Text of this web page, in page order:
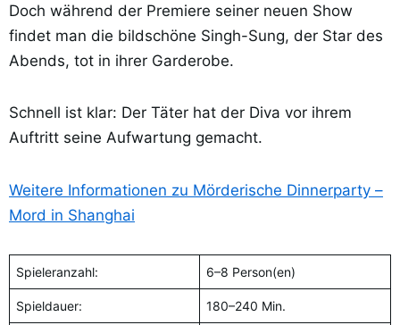
Doch während der Premiere seiner neuen Show
findet man die bildschöne Singh-Sung, der Star des
Abends, tot in ihrer Garderobe.
Schnell ist klar: Der Täter hat der Diva vor ihrem
Auftritt seine Aufwartung gemacht.
Weitere Informationen zu Mörderische Dinnerparty –
Mord in Shanghai
Spieleranzahl: 6–8 Person(en)
Spieldauer: 180–240 Min.